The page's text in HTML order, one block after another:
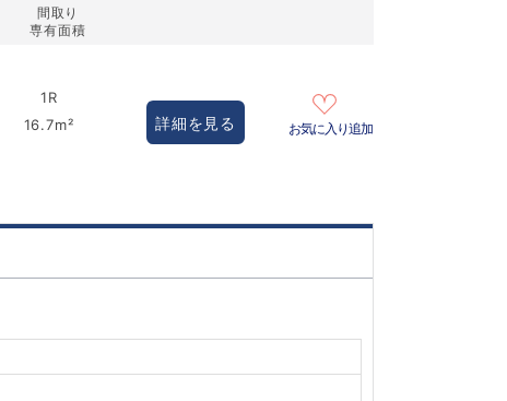
間取り
専有面積
1R
16.7m²
詳細を見る お気に入り追加